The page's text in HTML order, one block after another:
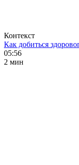
Контекст
Как добиться
05:56
2 мин